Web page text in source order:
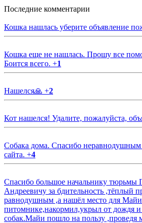
Последние комментарии
Кошка нашлась уберите объявление
Кошка еще не нашлась. Прошу все
Боится всего. +1
Нашелся🙏 +2
Кот нашелся! Удалите, пожалуйста,
Собака дома. Спасибо
сайта. +4
Спасибо большое начальнику тюрьмы
Андреевичу за бдительность ,тёплый
равнодушным ,а нашёл место для
питомнике,накормил,укрыл от дождя и
собак.Майи пошло на пользу ,проведя